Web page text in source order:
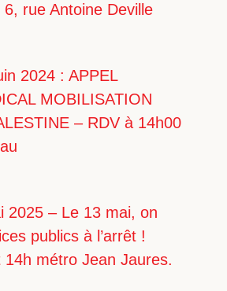
6, rue Antoine Deville
2024 : APPEL
MOBILISATION
– RDV à 14h00
2025 – Le 13 mai, on
publics à l’arrêt !
14h métro Jean Jaures.